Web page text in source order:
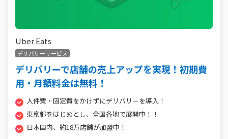
Uber Eats
デリバリーサービス
デリバリーで店舗の売上アップを実現！初期費
用・月額料金は無料！
人件費・固定費をかけずにデリバリーを導入！
東京都をはじめとし、全国各地で展開中！！
日本国内、約18万店舗が加盟中！